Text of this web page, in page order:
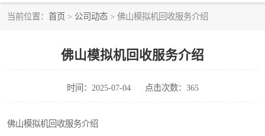
当前位置： 首页 > 公司动态 > 佛山模拟机回收服务介绍
佛山模拟机回收服务介绍
时间：2025-07-04 点击次数：365
佛山模拟机回收服务介绍
游戏厅回收